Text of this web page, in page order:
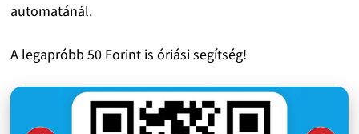
automatánál.
A legapróbb 50 Forint is óriási segítség!